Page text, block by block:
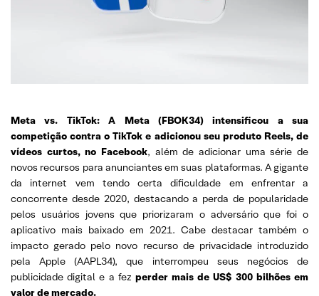
Meta vs. TikTok: A Meta (FBOK34) intensificou a sua
competição contra o TikTok e adicionou seu produto Reels, de
vídeos curtos, no Facebook, além de adicionar uma série de
novos recursos para anunciantes em suas plataformas. A gigante
da internet vem tendo certa dificuldade em enfrentar a
concorrente desde 2020, destacando a perda de popularidade
pelos usuários jovens que priorizaram o adversário que foi o
aplicativo mais baixado em 2021. Cabe destacar também o
impacto gerado pelo novo recurso de privacidade introduzido
pela Apple (AAPL34), que interrompeu seus negócios de
publicidade digital e a fez perder mais de US$ 300 bilhões em
valor de mercado.